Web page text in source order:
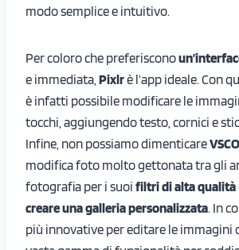
modo semplice e intuitivo.
Per coloro che preferiscono
e immediata, Pixlrè l’app ideale. Con
è infatti possibile modificare le
tocchi, aggiungendo testo, cornici e
Infine, non possiamo dimenticareVSCO
modifica foto molto gettonata tra gli
fotografia per i suoi filtri di alta qualità
creare una galleria personalizzata. In
più innovative per editare le immagini